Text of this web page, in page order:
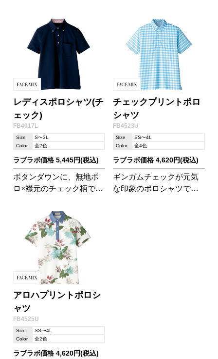
た目だけではなく、コン
フォートセンサーが着心
地を快適に保ちます。
しながらオシャレが楽し
めます。生地には快適な
着心地を保つコンフォー
トセンサー採用。
レディスポロシャツ(チ
ェック)
FB4017L
Size
S〜3L
Color
全2色
ラブラボ価格 5,445円(税込)
ボタンダウンに、無地ポ
ロ×襟元のチェック柄でカ
ストレッチが効いており
動きやすく、抜群の吸水
速乾性で爽快な着心地を
キープ。
チェックプリントポロ
シャツ
FB4523U
Size
SS〜4L
Color
全4色
ラブラボ価格 4,620円(税込)
ギンガムチェックが元気
な印象のポロシャツで
アロハプリントポロシ
ャツ
FB4525U
Size
SS〜4L
Color
全2色
ラブラボ価格 4,620円(税込)